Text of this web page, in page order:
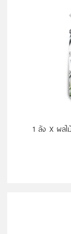
1 ลัง X ผล